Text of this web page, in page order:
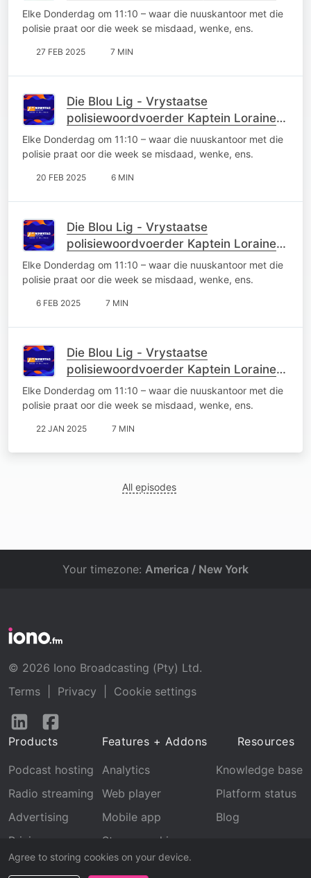
Earl
Elke Donderdag om 11:10 – waar die nuuskantoor met die
polisie praat oor die week se misdaad, wenke, ens.
27 FEB 2025 7 MIN
Die Blou Lig - Vrystaatse
polisiewoordvoerder Kaptein Loraine
Earl
Elke Donderdag om 11:10 – waar die nuuskantoor met die
polisie praat oor die week se misdaad, wenke, ens.
20 FEB 2025 6 MIN
Die Blou Lig - Vrystaatse
polisiewoordvoerder Kaptein Loraine
Earl
Elke Donderdag om 11:10 – waar die nuuskantoor met die
polisie praat oor die week se misdaad, wenke, ens.
6 FEB 2025 7 MIN
Die Blou Lig - Vrystaatse
polisiewoordvoerder Kaptein Loraine
Earl
Elke Donderdag om 11:10 – waar die nuuskantoor met die
polisie praat oor die week se misdaad, wenke, ens.
22 JAN 2025 7 MIN
All episodes
Agree to storing cookies on your device.
Your timezone: America / New York
© 2026 Iono Broadcasting (Pty) Ltd.
Terms
Privacy
Cookie settings
Follow
LinkedInFacebook
Products
Podcast hosting
Radio streaming
Advertising
Pricing
Features + Addons
Analytics
Web player
Mobile app
Stream archive
Recognition
Resources
Knowledge base
Platform status
Blog